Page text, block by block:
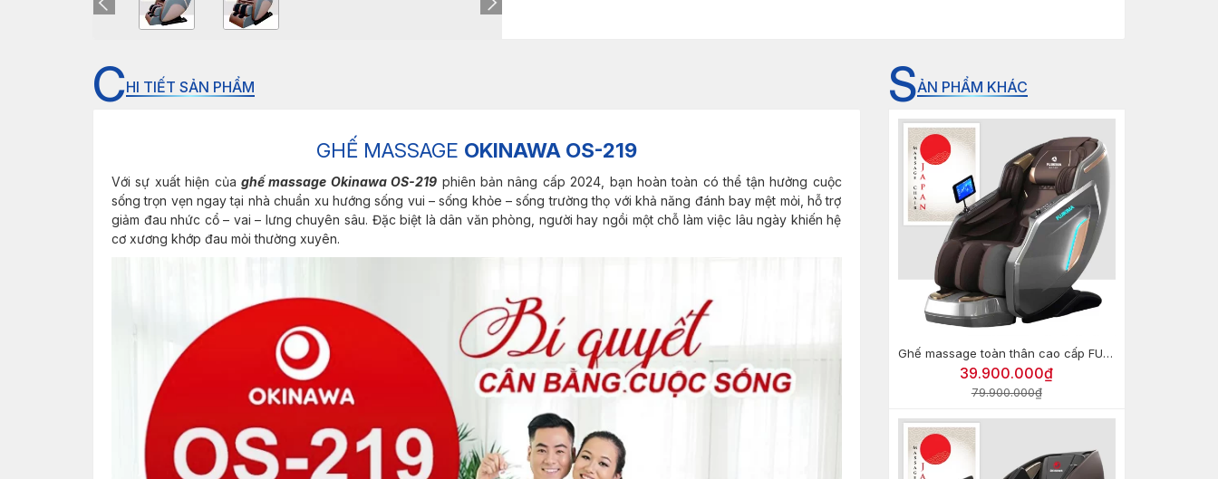
CHI TIẾT SẢN PHẨM
GHẾ MASSAGE OKINAWA OS-219
Với sự xuất hiện củaghế massage Okinawa OS-219 phiên bản nâng cấp 2024, bạn hoàn toàn có thể tận hưởng cuộc
sống trọn vẹn ngay tại nhà chuẩn xu hướng sống vui – sống khỏe – sống trường thọ với khả năng đánh bay mệt mỏi, hỗ trợ
giảm đau nhức cổ – vai – lưng chuyên sâu. Đặc biệt là dân văn phòng, người hay ngồi một chỗ làm việc lâu ngày khiến hệ
cơ xương khớp đau mỏi thường xuyên.
SẢN PHẨM KHÁC
Ghế massage toàn thân cao cấp FUJIKIMA FJ-G670 (HT-799)
39.900.000₫
79.900.000₫